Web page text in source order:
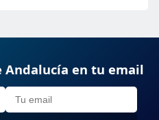
Andalucía en tu email